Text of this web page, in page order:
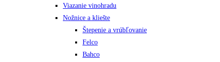
Viazanie vinohradu
Nožnice a kliešte
Štepenie a vrúbľovanie
Felco
Bahco